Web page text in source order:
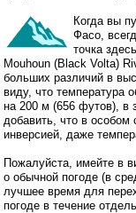
Когда вы
Фасо,
точка
Mouhoun (Black Volta)
больших различий в
виду, что
на 200 м (656 футов), в
добавить, что в особом
инверсией, даже
Пожалуйста, имейте в
о обычной погоде (в
лучшее время для
погоде в течение